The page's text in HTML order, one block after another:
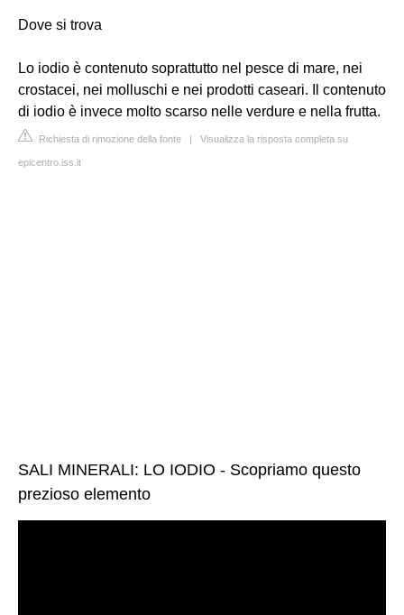
Dove si trova
Lo iodio è contenuto soprattutto nel pesce di mare, nei
crostacei, nei molluschi e nei prodotti caseari. Il contenuto
di iodio è invece molto scarso nelle verdure e nella frutta.
Richiesta di rimozione della fonte | Visualizza la risposta completa su
epicentro.iss.it
SALI MINERALI: LO IODIO - Scopriamo questo
prezioso elemento